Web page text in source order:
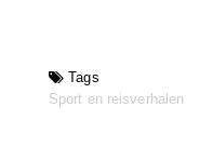
Tags
Sport en reisverhalen